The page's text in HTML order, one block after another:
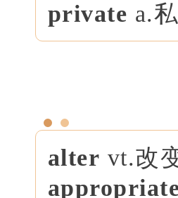
private a.
alter vt.改